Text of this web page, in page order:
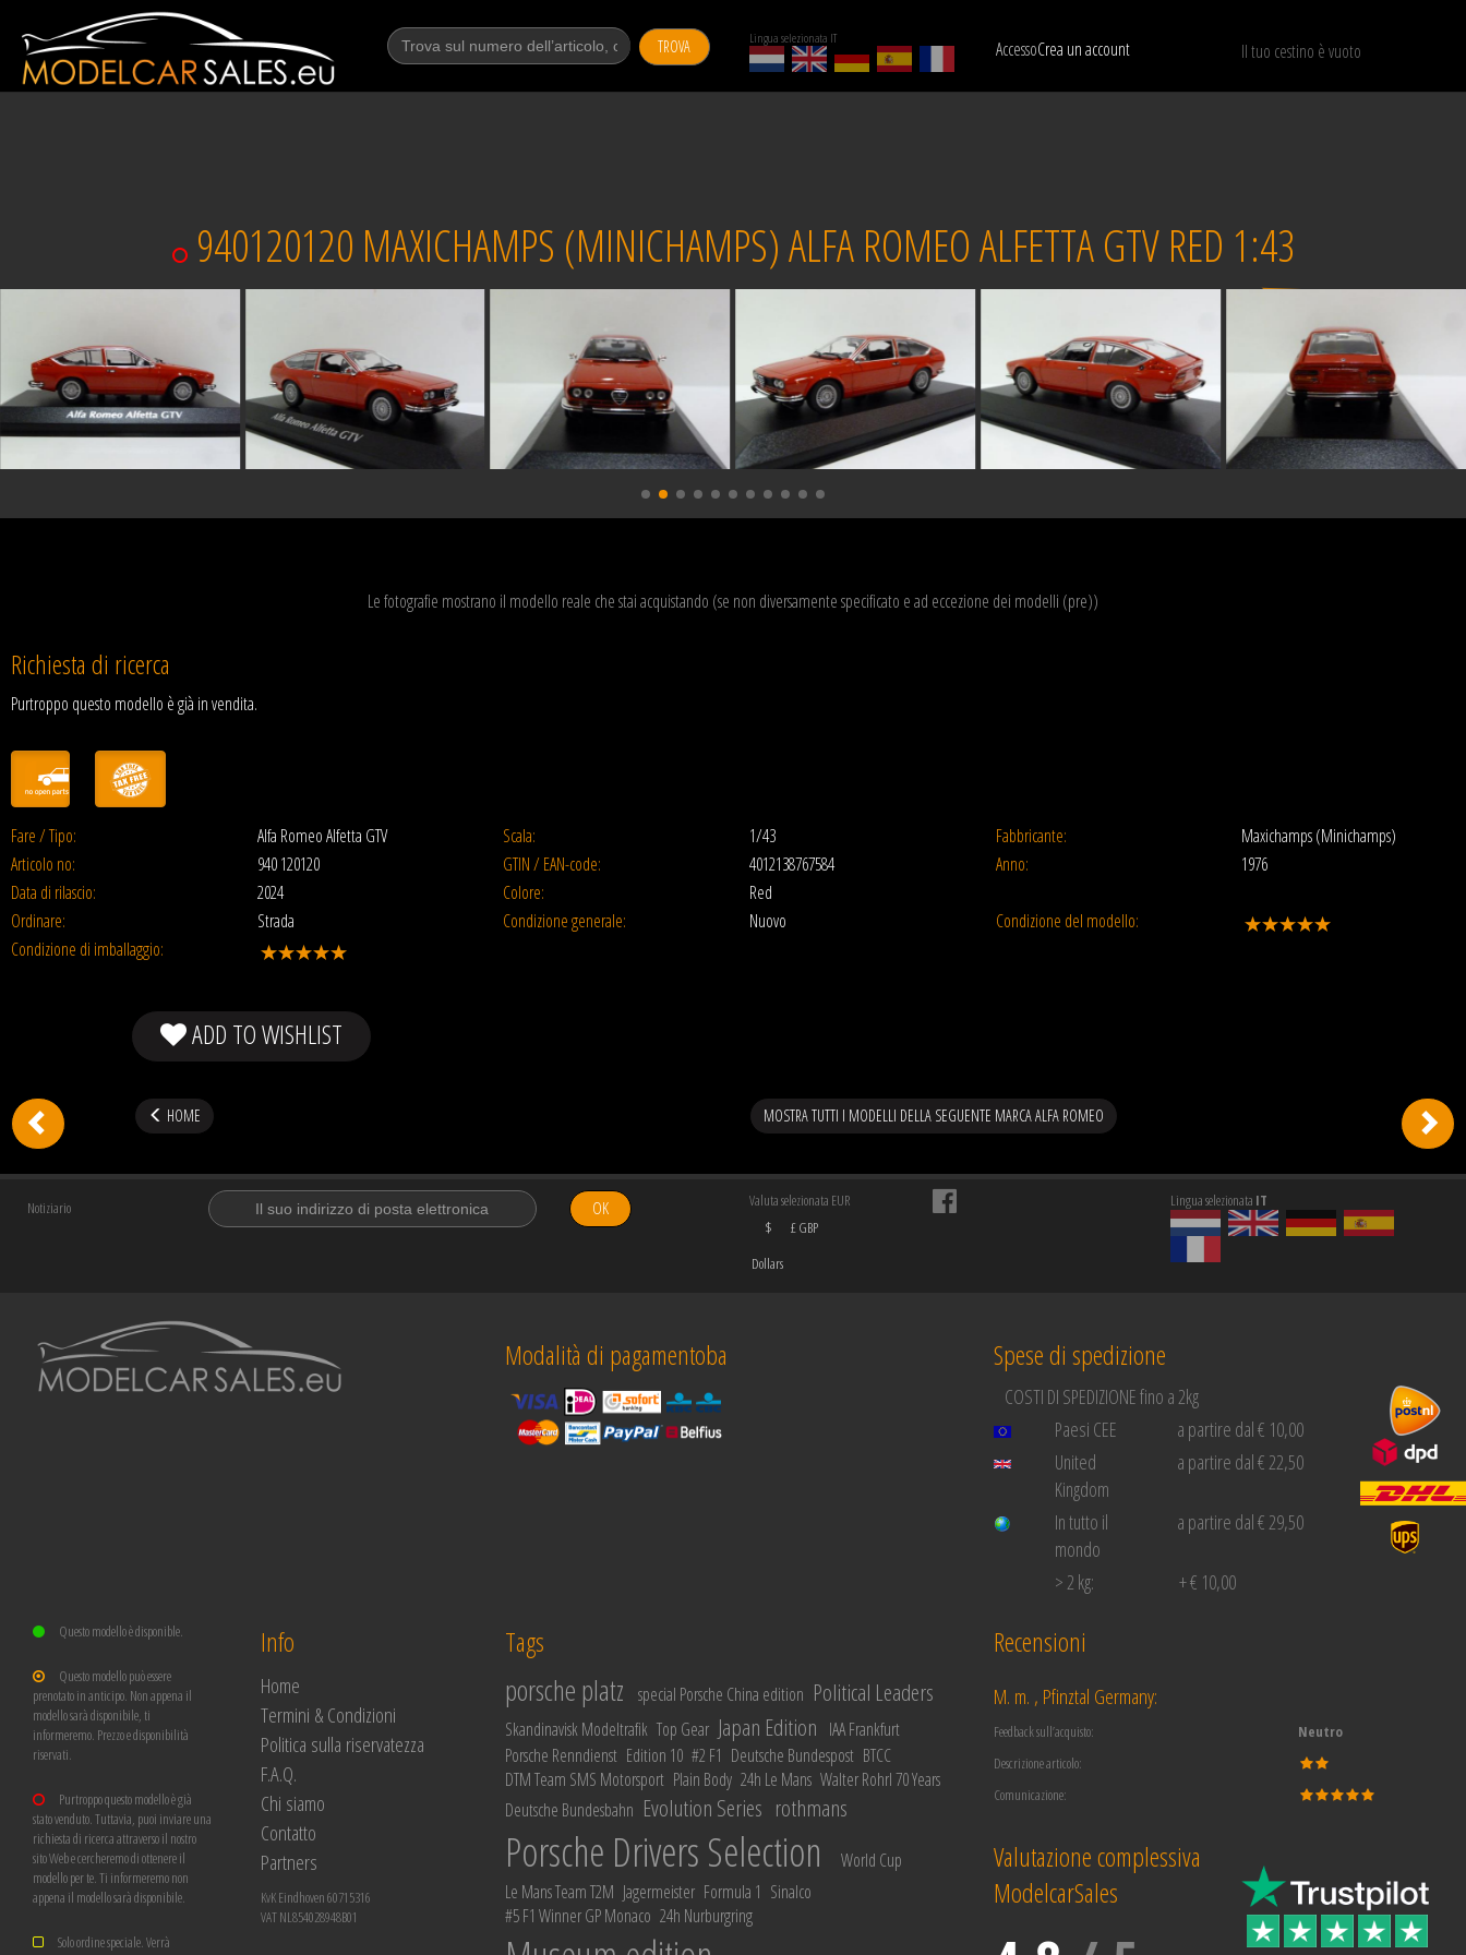
TROVA Lingua selezionata IT AccessoCrea un account Il tuo cestino è vuoto
Mostra solo I modelli disponibili RIPRISTINA
940120120 MAXICHAMPS (MINICHAMPS) ALFA ROMEO ALFETTA GTV RED 1:43
Venduto
Le fotografie mostrano il modello reale che stai acquistando (se non diversamente specificato e ad eccezione dei modelli (pre))
Richiesta di ricerca
Purtroppo questo modello è già in vendita.
Fare / Tipo: Alfa Romeo Alfetta GTV Scala: 1/43 Fabbricante:
Maxichamps (Minichamps)
Articolo no:
940 120120 GTIN / EAN-code: 4012138767584 Anno:
1976
Data di rilascio:
2024 Colore:
Red
Ordinare:
Strada Condizione generale: Nuovo
Condizione del modello:
Condizione di imballaggio:
ADD TO WISHLIST
HOME MOSTRA TUTTI I MODELLI DELLA SEGUENTE MARCA ALFA ROMEO
Notiziario OK
Valuta selezionata EUR
$
Dollars
£ GBP
Lingua selezionata IT
Modalità di pagamentoba Spese di spedizione
COSTI DI SPEDIZIONE fino a 2kg
Paesi CEE
a partire dal € 10,00
United
Kingdom
a partire dal € 22,50
In tutto il
mondo
a partire dal € 29,50
> 2 kg: + € 10,00
Questo modello è disponible.
Questo modello può essere
prenotato in anticipo. Non appena il
modello sarà disponibile, ti
informeremo. Prezzo e disponibilità
riservati.
Purtroppo questo modello è già
stato venduto. Tuttavia, puoi inviare una
richiesta di ricerca attraverso il nostro
sito Web e cercheremo di ottenere il
modello per te. Ti informeremo non
appena il modello sarà disponibile.
Solo ordine speciale. Verrà
Info
Home
Termini & Condizioni
Politica sulla riservatezza
F.A.Q.
Chi siamo
Contatto
Partners
KvK Eindhoven 60715316
VAT NL854028948B01
Tags
porsche platz special Porsche China edition Political Leaders
Skandinavisk Modeltrafik Top Gear Japan Edition IAA Frankfurt
Porsche Renndienst Edition 10 #2 F1 Deutsche Bundespost BTCC
DTM Team SMS Motorsport Plain Body 24h Le Mans Walter Rohrl 70 Years
Deutsche Bundesbahn Evolution Series rothmans
Porsche Drivers Selection
World Cup
Le Mans Team T2M Jagermeister Formula 1 Sinalco
#5 F1 Winner GP Monaco 24h Nurburgring
Recensioni
M. m. , Pfinztal Germany:
Feedback sull’acquisto:
Neutro
Descrizione articolo:
Comunicazione:
Valutazione complessiva
ModelcarSales